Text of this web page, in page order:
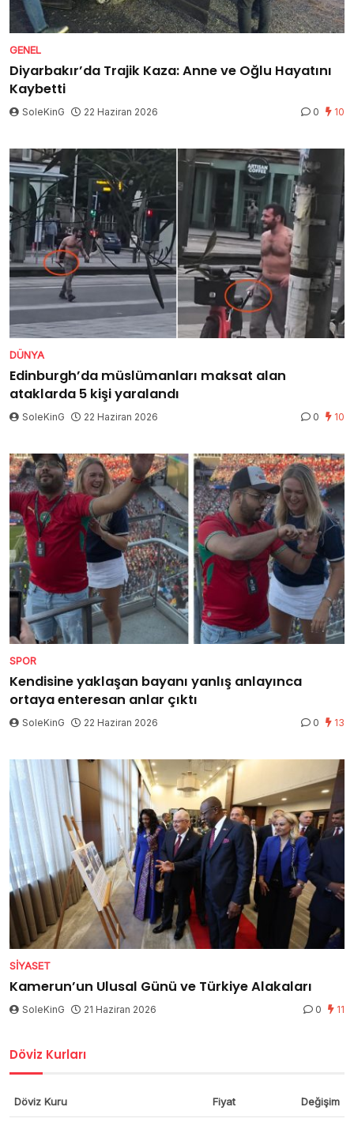
GENEL
Diyarbakır’da Trajik Kaza: Anne ve Oğlu Hayatını
Kaybetti
SoleKinG 22 Haziran 2026 0 10
DÜNYA
Edinburgh’da müslümanları maksat alan
ataklarda 5 kişi yaralandı
SoleKinG 22 Haziran 2026 0 10
SPOR
Kendisine yaklaşan bayanı yanlış anlayınca
ortaya enteresan anlar çıktı
SoleKinG 22 Haziran 2026 0 13
SIYASET
Kamerun’un Ulusal Günü ve Türkiye Alakaları
SoleKinG 21 Haziran 2026 0 11
Döviz Kurları
Döviz Kuru Fiyat Değişim